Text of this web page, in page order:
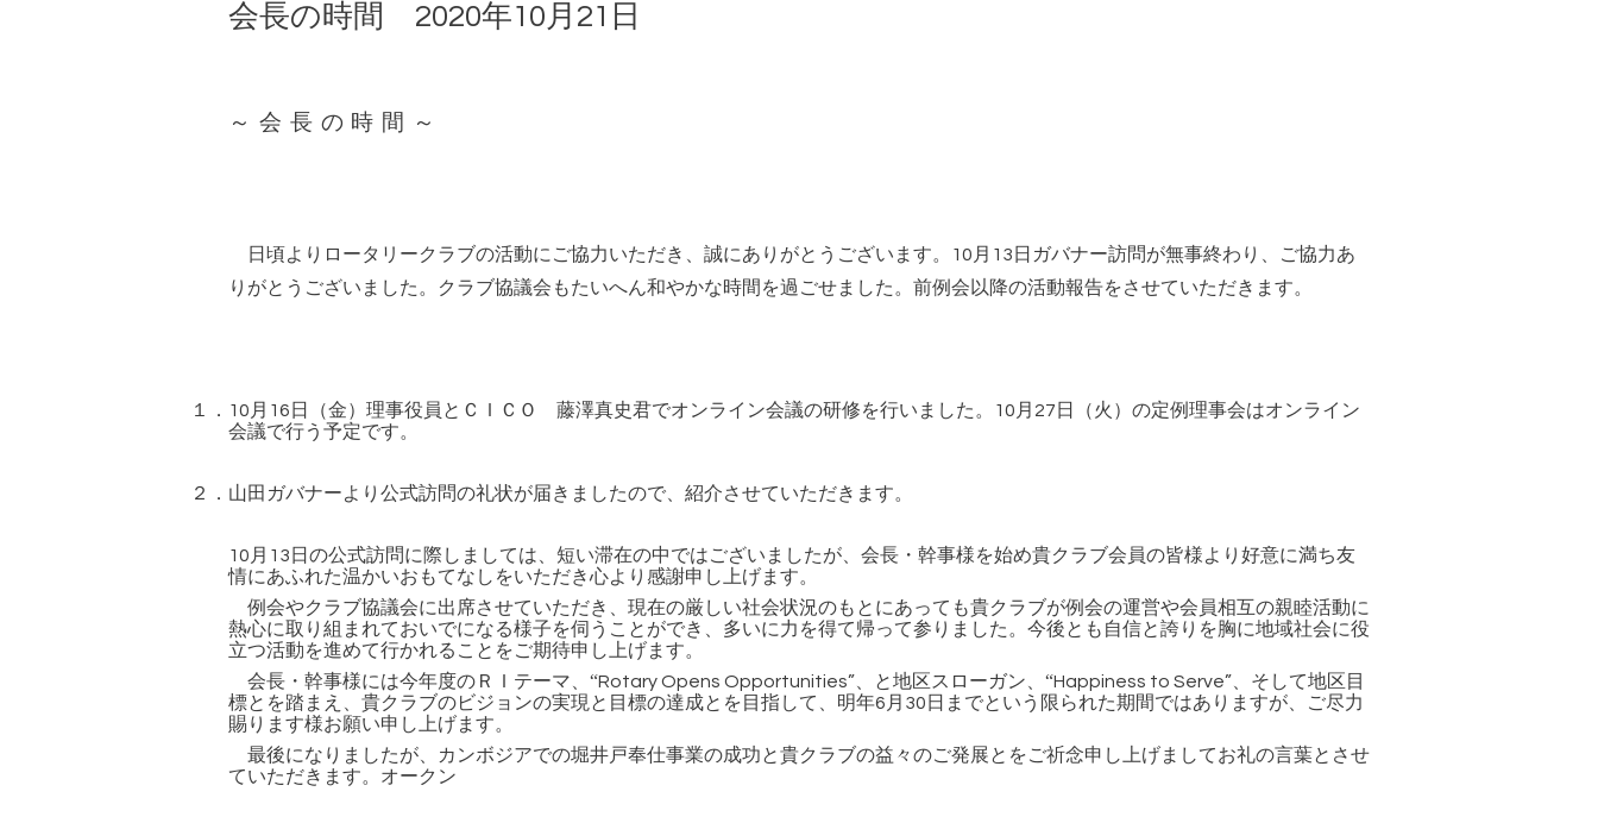
会長の時間 2020年10月21日
～会長の時間～
日頃よりロータリークラブの活動にご協力いただき、誠にありがとうございます。 10 月 13 日ガバナー訪問が無事終わり、ご協力あ
りがとうございました。クラブ協議会もたいへん和やかな時間を過ごせました。前例会以降の活動報告をさせていただきます。
１． 10 月 16 日（金）理事役員とＣＩＣＯ 藤澤真史君でオンライン会議の研修を行いました。 10 月 27 日（火）の定例理事会はオンライン
会議で行う予定です。
２．山田ガバナーより公式訪問の礼状が届きましたので、紹介させていただきます。
10 月 13 日の公式訪問に際しましては、短い滞在の中ではございましたが、会長・幹事様を始め貴クラブ会員の皆様より好意に満ち友
情にあふれた温かいおもてなしをいただき心より感謝申し上げます。
例会やクラブ協議会に出席させていただき、現在の厳しい社会状況のもとにあっても貴クラブが例会の運営や会員相互の親睦活動に
熱心に取り組まれておいでになる様子を伺うことができ、多いに力を得て帰って参りました。今後とも自信と誇りを胸に地域社会に役
立つ活動を進めて行かれることをご期待申し上げます。
会長・幹事様には今年度のＲＩテーマ、“Rotary Opens Opportunities” 、と地区スローガン、“Happiness to Serve” 、そして地区目
標とを踏まえ、貴クラブのビジョンの実現と目標の達成とを目指して、明年6 月 30 日までという限られた期間ではありますが、ご尽力
賜ります様お願い申し上げます。
最後になりましたが、カンボジアでの堀井戸奉仕事業の成功と貴クラブの益々のご発展とをご祈念申し上げましてお礼の言葉とさせ
ていただきます。オークン